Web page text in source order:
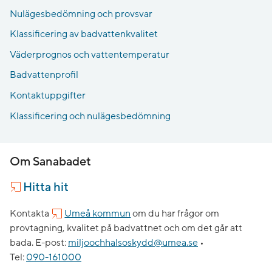
Nulägesbedömning och provsvar
Klassificering av badvattenkvalitet
Väderprognos och vattentemperatur
Badvattenprofil
Kontaktuppgifter
Klassificering och nulägesbedömning
Om Sanabadet
Hitta hit
Kontakta Umeå kommun om du har frågor om
provtagning, kvalitet på badvattnet och om det går att
bada. E-post: miljoochhalsoskydd@umea.se •
Tel: 090-161000